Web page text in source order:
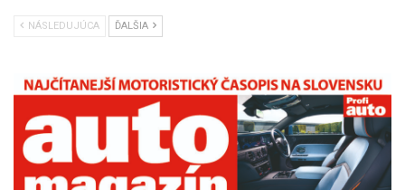
NÁSLEDUJÚCA ĎALŠIA